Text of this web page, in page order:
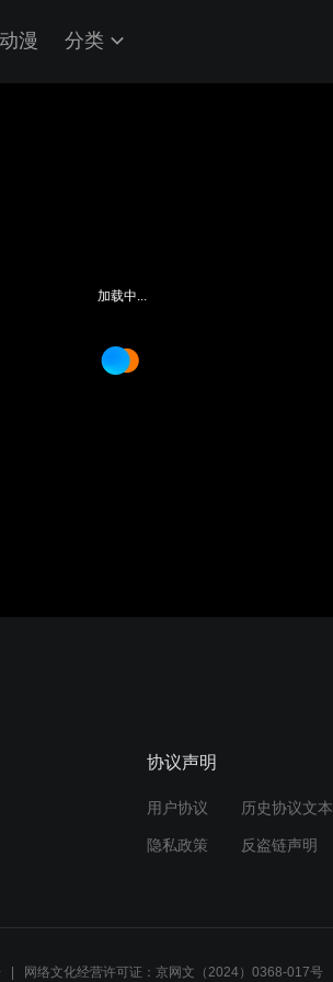
动漫 分类
加载中...
协议声明
用户协议 历史协议文本
隐私政策 反盗链声明
网络文化经营许可证：京网文（2024）0368-017号